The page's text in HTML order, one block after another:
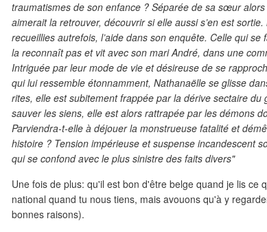
traumatismes de son enfance ? Séparée de sa sœur alors
aimerait la retrouver, découvrir si elle aussi s’en est
recueillies autrefois, l’aide dans son enquête. Celle qui
la reconnaît pas et vit avec son mari André, dans une
Intriguée par leur mode de vie et désireuse de se
qui lui ressemble étonnamment, Nathanaëlle se glisse
rites, elle est subitement frappée par la dérive sectaire du
sauver les siens, elle est alors rattrapée par les démons
Parviendra-t-elle à déjouer la monstrueuse fatalité et
histoire ? Tension impérieuse et suspense incandescent
qui se confond avec le plus sinistre des faits divers"
Une fois de plus: qu'il est bon d'être belge quand je lis ce
national quand tu nous tiens, mais avouons qu'à y
bonnes raisons).